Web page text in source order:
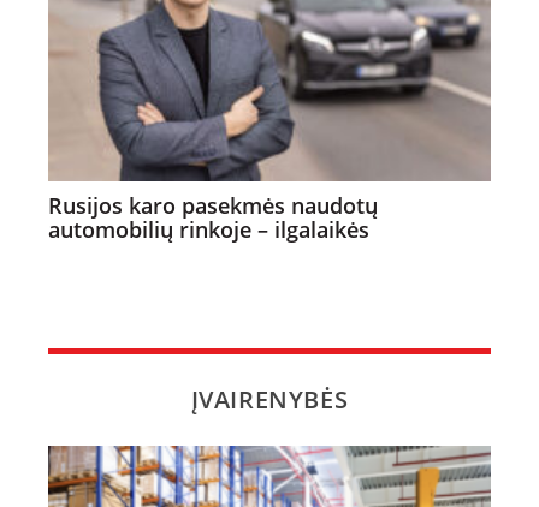
Rusijos karo pasekmės naudotų
automobilių rinkoje – ilgalaikės
ĮVAIRENYBĖS